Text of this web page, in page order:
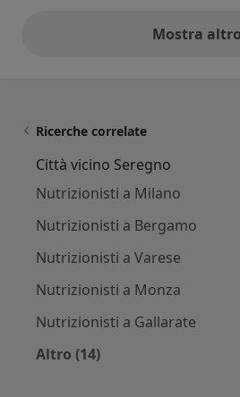
Mostra altro
Ricerche correlate
Città vicino Seregno
Nutrizionisti a Milano
Nutrizionisti a Bergamo
Nutrizionisti a Varese
Nutrizionisti a Monza
Nutrizionisti a Gallarate
Altro (14)